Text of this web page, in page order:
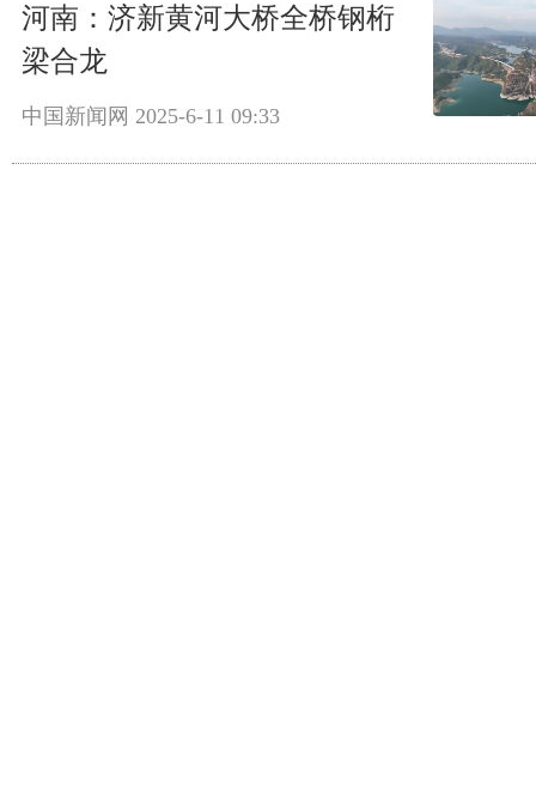
河南：济新黄河大桥全桥钢桁
梁合龙
中国新闻网 2025-6-11 09:33